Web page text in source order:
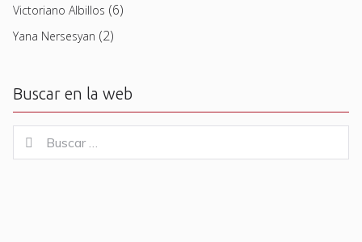
Victoriano Albillos (6)
Yana Nersesyan (2)
Buscar en la web
for:
Buscar